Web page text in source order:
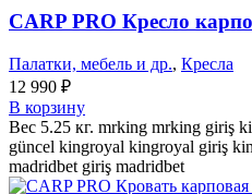
CARP PRO Кресло
Палатки, мебель и др., Кресла
12 990 ₽
В корзину
Вес 5.25 кг. mrking mrking giriş
güncel kingroyal kingroyal giriş
madridbet giriş madridbet